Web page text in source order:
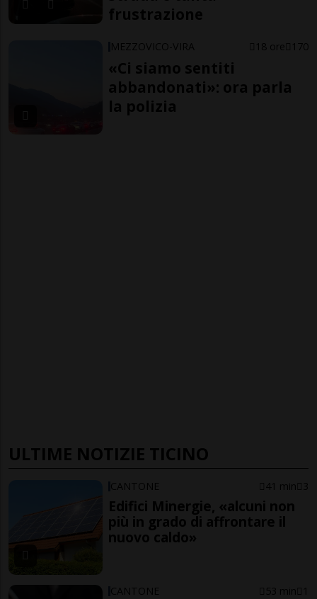
frustrazione
MEZZOVICO-VIRA 18 ore 170
«Ci siamo sentiti
abbandonati»: ora parla
la polizia
ULTIME NOTIZIE TICINO
CANTONE 41 min 3
Edifici Minergie, «alcuni non
più in grado di affrontare il
nuovo caldo»
CANTONE 53 min 1